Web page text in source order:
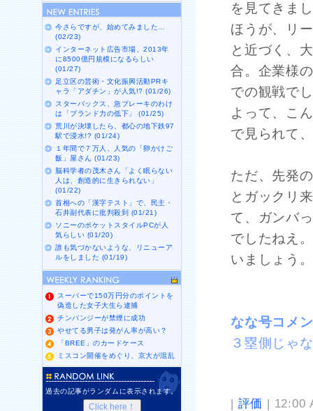
を見てきま
ほうが、リ
と近づく、
合。企業様
での観戦で
よって、こ
で見られて
ただ、先発
とガックリ
て、ガンバ
でしたねえ
いましょう。
なな号コ
３塁側じゃ
| 評価 | 12:00
今さらですが、始めてみました…
(02/23)
インターネット広告市場、2013年
に8500億円規模になるらしい
(01/27)
足立区の芸術・文化振興活動PRキ
ャラ「アダチン」が人気!? (01/26)
スターバックス、急ブレーキのわけ
は「ブランド力の低下」 (01/25)
荒川が決壊したら、都心の地下鉄97
駅で浸水!? (01/24)
１年間で７万人、人気の「卵かけご
飯」屋さん (01/23)
脳科学者の茂木さん「よく眠らない
人は、創造的に生きられない」
(01/22)
首相への「漢字テスト」で、民主・
石井副代表に批判殺到 (01/21)
ソニーのポケットスタイルPCが人
気らしい (01/20)
誰も気づかないような、リニューア
ルをしました (01/19)
スーパーで150万円分のポイントを
偽造した女子大生ら逮捕
チンパンジーが禁煙に成功
やせてる男子は発がん率が高い？
「BREE」のカードケース
ミスコン開催をめぐり、京大が混乱
過去の記事がランダムに表示されます。